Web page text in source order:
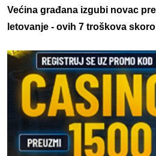
Većina građana izgubi novac
letovanje - ovih 7 troškova